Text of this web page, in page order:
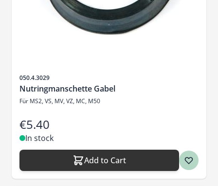
Sku
050.4.3029
Nutringmanschette Gabel
Für MS2, VS, MV, VZ, MC, M50
€5.40
In stock
Add to Cart